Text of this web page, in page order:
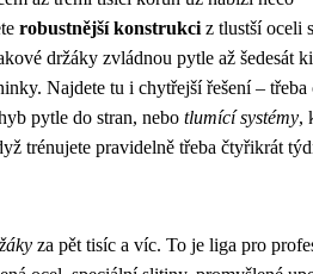
robustnější konstrukci z tlustší oceli s
držáky zvládnou pytle až šedesát
Najdete tu i chytřejší řešení – třeba
pytle do stran, nebo tlumící systémy,
trénujete pravidelně třeba čtyřikrát
za pět tisíc a víc. To je liga pro